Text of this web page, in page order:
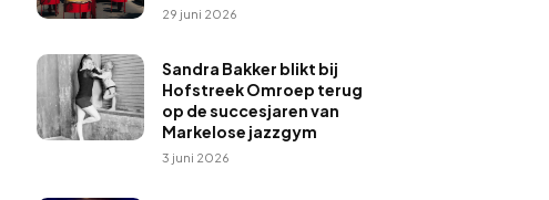
29 juni 2026
Sandra Bakker blikt bij
Hofstreek Omroep terug
op de succesjaren van
Markelose jazzgym
3 juni 2026